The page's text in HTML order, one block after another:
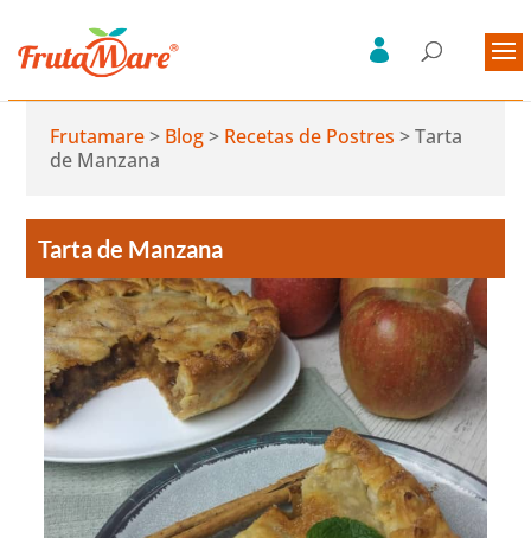
Frutamare> Blog> Recetas de Postres >Tarta
de Manzana
Tarta de Manzana